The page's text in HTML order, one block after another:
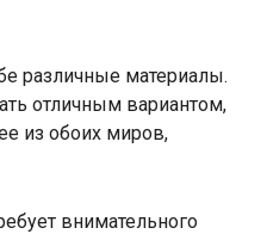
различные материалы.
отличным вариантом,
из обоих миров,
внимательного